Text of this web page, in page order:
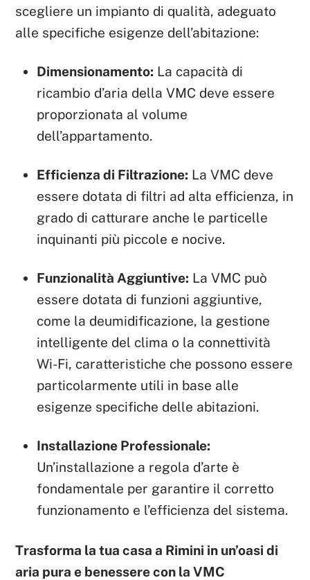
scegliere un impianto di qualità, adeguato
alle specifiche esigenze dell’abitazione:
Dimensionamento: La capacità di
ricambio d’aria della VMC deve essere
proporzionata al volume
dell’appartamento.
Efficienza di Filtrazione: La VMC deve
essere dotata di filtri ad alta efficienza, in
grado di catturare anche le particelle
inquinanti più piccole e nocive.
Funzionalità Aggiuntive: La VMC può
essere dotata di funzioni aggiuntive,
come la deumidificazione, la gestione
intelligente del clima o la connettività
Wi-Fi, caratteristiche che possono essere
particolarmente utili in base alle
esigenze specifiche delle abitazioni.
Installazione Professionale:
Un’installazione a regola d’arte è
fondamentale per garantire il corretto
funzionamento e l’efficienza del sistema.
Trasforma la tua casa a Rimini in un’oasi di
aria pura e benessere con la VMC